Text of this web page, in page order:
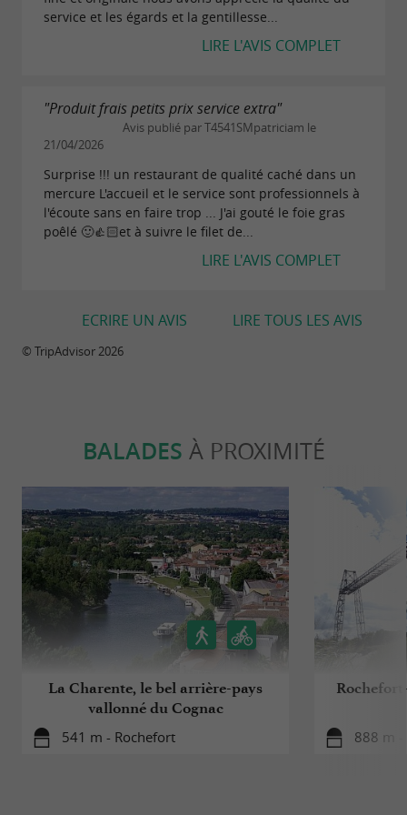
service et les égards et la gentillesse...
LIRE L'AVIS COMPLET
"Produit frais petits prix service extra"
Avis publié par T4541SMpatriciam le
21/04/2026
Surprise !!! un restaurant de qualité caché dans un
mercure L'accueil et le service sont professionnels à
l'écoute sans en faire trop ... J'ai gouté le foie gras
poêlé 🙂👍🏻et à suivre le filet de...
LIRE L'AVIS COMPLET
LIRE TOUS LES AVIS
ECRIRE UN AVIS
© TripAdvisor 2026
BALADES À PROXIMITÉ
La Charente, le bel arrière-pays
vallonné du Cognac
541 m - Rochefort 888 m -